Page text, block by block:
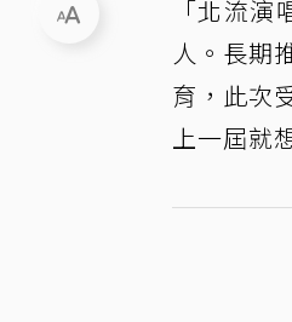
「北流
人。長期
育，此次
上一屆就